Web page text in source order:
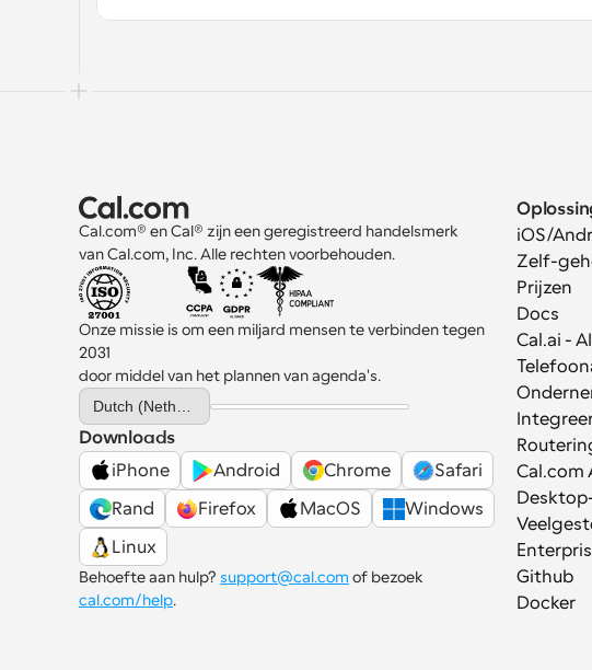
Cal.com® en Cal® zijn een geregistreerd handelsmerk
van Cal.com, Inc. Alle rechten voorbehouden.
Onze missie is om een miljard mensen te verbinden tegen
2031
door middel van het plannen van agenda's.
Select Language
Downloads
iPhone
Android Chrome
Safari
Rand
Firefox MacOS
Windows
Linux
Behoefte aan hulp? support@cal.com
cal.com/help.
iOS/
Zelf-
Prijzen
Docs
Cal.ai - AI
Cal.com
Github
Docker